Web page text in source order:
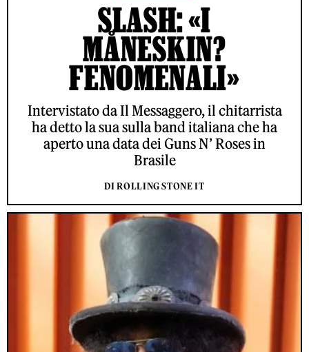
SLASH: «I
MÅNESKIN?
FENOMENALI»
Intervistato da Il Messaggero, il chitarrista
ha detto la sua sulla band italiana che ha
aperto una data dei Guns N’ Roses in
Brasile
DI ROLLING STONE IT